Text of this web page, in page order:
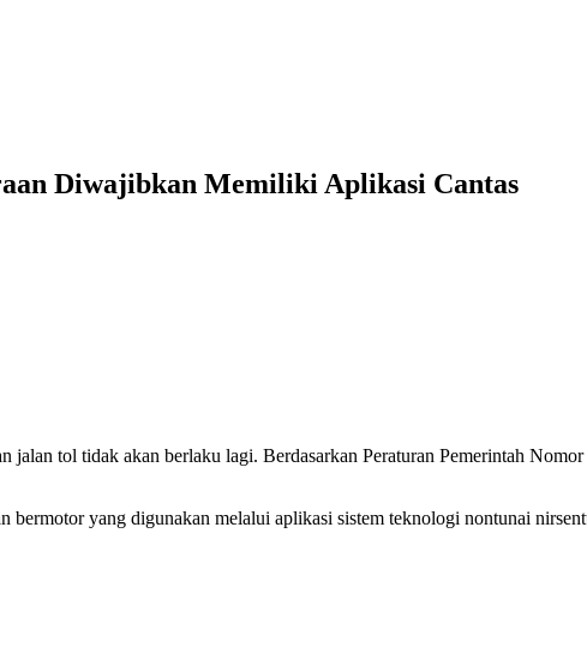
Diwajibkan Memiliki Aplikasi Cantas
jalan tol tidak akan berlaku lagi. Berdasarkan Peraturan Pemerintah
bermotor yang digunakan melalui aplikasi sistem teknologi nontunai